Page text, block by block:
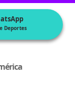
Deportes